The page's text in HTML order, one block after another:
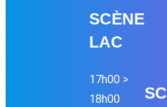
SC ÈNE
LAC
17h00 >
18h00
SC